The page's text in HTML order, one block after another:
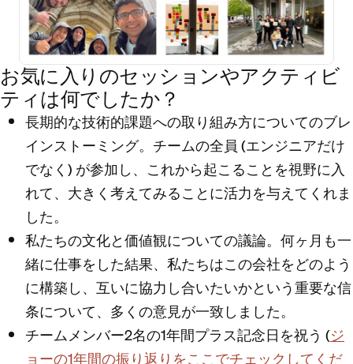
お気に入りのセッションやアクティビ
ティは何でしたか？
長期的な技術的課題への取り組み方についてのブレ
インストーミング。チームの全員 (エンジニアだけ
でなく) が参加し、これから起こることを視野に入
れて、大きく考えてみることに活力を与えてくれま
した。
私たちの文化と価値観についての議論。何ヶ月も一
緒に仕事をした結果、私たちはこの会社をどのよう
に構築し、互いに協力し合いたいかという重要な信
条について、多くの意見が一致しました。
チームメンバー2名の1年間プラス記念日を祝う (ジ
ョーの1年間の振り返りをここでチェックしてくだ